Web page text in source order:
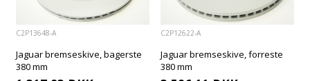
C2P13648-A
Jaguar bremseskive, bagerste
380 mm
C2P12622-A
Jaguar bremseskive, forreste
380 mm